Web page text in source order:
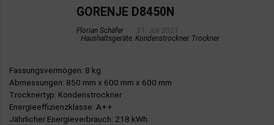
GORENJE D8450N
Florian Schäfer
31. Juli 2021
Haushaltsgeräte Kondenstrockner, Trockner
Fassungsvermögen: 8 kg
Abmessungen: 850 mm x 600 mm x 600 mm
Trocknertyp: Kondenstrockner
Energieeffizienzklasse: A++
Jährlicher Energieverbrauch: 218 kWh